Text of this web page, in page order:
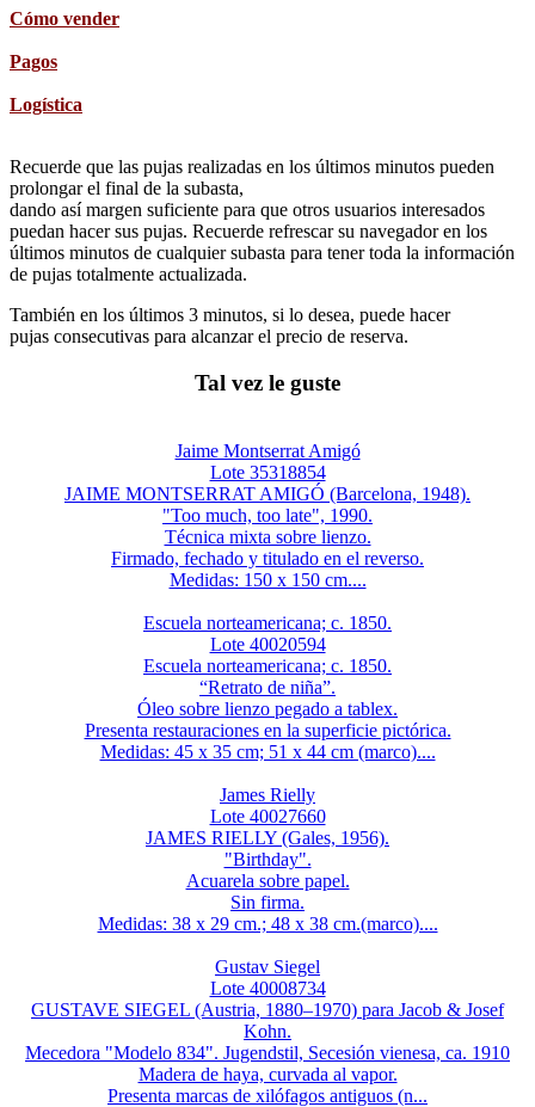
Cómo vender
Pagos
Logística
Recuerde que las pujas realizadas en los últimos minutos pueden
prolongar el final de la subasta,
dando así margen suficiente para que otros usuarios interesados
puedan hacer sus pujas. Recuerde refrescar su navegador en los
últimos minutos de cualquier subasta para tener toda la información
de pujas totalmente actualizada.
También en los últimos 3 minutos, si lo desea, puede hacer
pujas consecutivas para alcanzar el precio de reserva.
Tal vez le guste
Jaime Montserrat Amigó
Lote 35318854
JAIME MONTSERRAT AMIGÓ (Barcelona, 1948).
"Too much, too late", 1990.
Técnica mixta sobre lienzo.
Firmado, fechado y titulado en el reverso.
Medidas: 150 x 150 cm....
Escuela norteamericana; c. 1850.
Lote 40020594
Escuela norteamericana; c. 1850.
“Retrato de niña”.
Óleo sobre lienzo pegado a tablex.
Presenta restauraciones en la superficie pictórica.
Medidas: 45 x 35 cm; 51 x 44 cm (marco)....
James Rielly
Lote 40027660
JAMES RIELLY (Gales, 1956).
"Birthday".
Acuarela sobre papel.
Sin firma.
Medidas: 38 x 29 cm.; 48 x 38 cm.(marco)....
Gustav Siegel
Lote 40008734
GUSTAVE SIEGEL (Austria, 1880–1970) para Jacob & Josef
Kohn.
Mecedora "Modelo 834". Jugendstil, Secesión vienesa, ca. 1910
Madera de haya, curvada al vapor.
Presenta marcas de xilófagos antiguos (n...